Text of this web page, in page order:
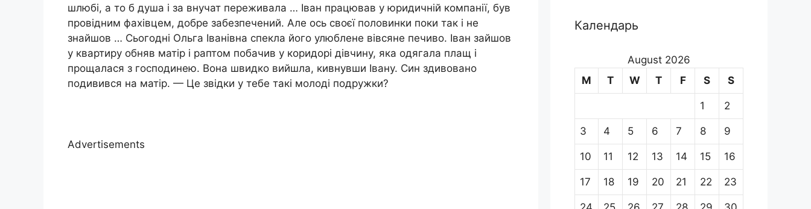
шлюбі, а то б душа і за внучат переживала … Іван працював у юридичній компанії, був
провідним фахівцем, добре забезпечений. Але ось своєї половинки поки так і не
знайшов … Сьогодні Ольга Іванівна спекла його улюблене вівсяне печиво. Іван зайшов
у квартиру обняв матір і раптом побачив у коридорі дівчину, яка одягала плащ і
прощалася з господинею. Вона швидко вийшла, кивнувши Івану. Син здивовано
подивився на матір. — Це звідки у тебе такі молоді подружки?
Advertisements
Календарь
August 2026
M
T W T F S S
1 2
3 4 5 6 7 8 9
10 11 12 13 14 15 16
17 18 19 20 21 22 23